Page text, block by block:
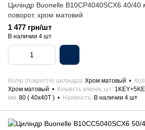
Циліндр Buonellе B10CP4040SCX6 40/
поворот. xром матовий
1 477 грн/шт
В наличии 4 шт
Колір (покриття) циліндра Хром матовый
Хром матовый
Кількість ключів, шт
мм 80 ( 40x40T ) Наявність В наличии 4 шт